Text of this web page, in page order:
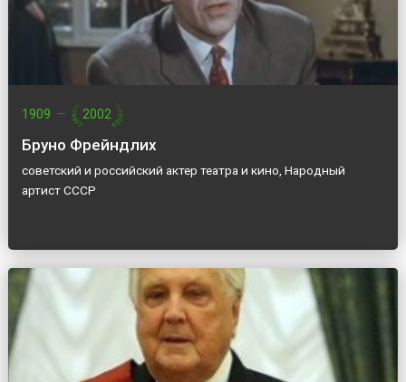
1909 — 2002
Бруно Фрейндлих
советский и российский актер театра и кино, Народный
артист СССР